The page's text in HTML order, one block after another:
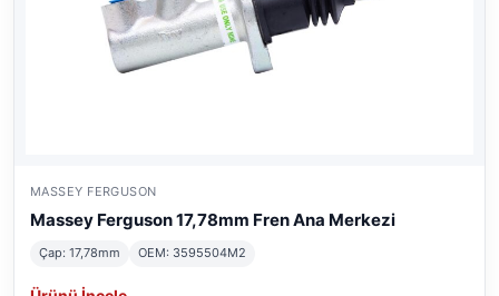
MASSEY FERGUSON
Massey Ferguson 17,78mm Fren Ana Merkezi
Çap: 17,78mm OEM: 3595504M2